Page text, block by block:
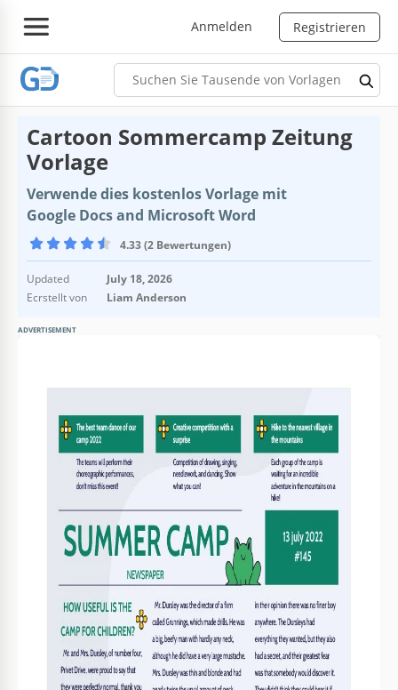
Anmelden Registrieren
Cartoon Sommercamp Zeitung
Vorlage
Verwende dies kostenlos Vorlage mit
Google Docs and Microsoft Word
4.33 (2 Bewertungen)
Updated
July 18, 2026
Ecrstellt von
Liam Anderson
ADVERTISEMENT